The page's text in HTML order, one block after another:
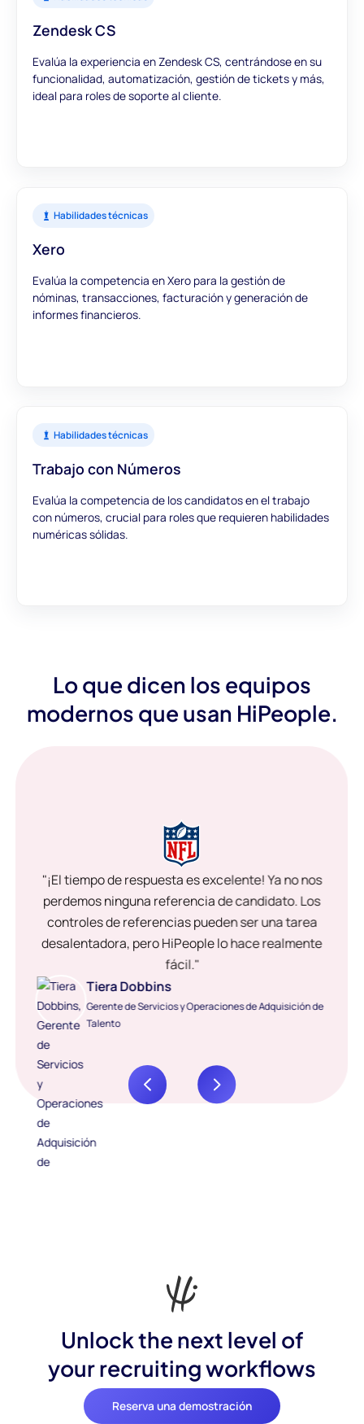
Zendesk CS
Evalúa la experiencia en Zendesk CS, centrándose en su
funcionalidad, automatización, gestión de tickets y más,
ideal para roles de soporte al cliente.
Habilidades técnicas
Xero
Evalúa la competencia en Xero para la gestión de
nóminas, transacciones, facturación y generación de
informes financieros.
Habilidades técnicas
Trabajo con Números
Evalúa la competencia de los candidatos en el trabajo
con números, crucial para roles que requieren habilidades
numéricas sólidas.
Lo que dicen los equipos
modernos que usan HiPeople.
"¡El tiempo de respuesta es excelente! Ya no nos
perdemos ninguna referencia de candidato. Los
controles de referencias pueden ser una tarea
desalentadora, pero HiPeople lo hace realmente
fácil."
Tiera Dobbins
Gerente de Servicios y Operaciones de Adquisición de
Talento
Unlock the next level of
your recruiting workflows
Reserva una demostración